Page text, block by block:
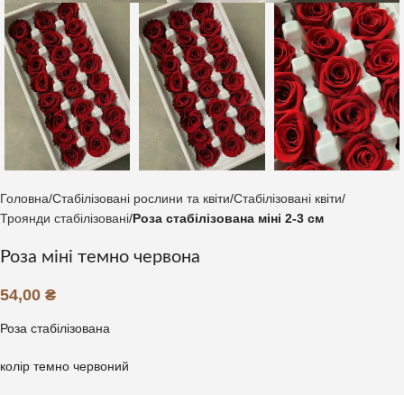
Головна Стабілізовані рослини та квіти Стабілізовані квіти
Троянди стабілізовані Роза стабілізована міні 2-3 см
Роза міні темно червона
54,00 ₴
Роза стабілізована
колір темно червоний